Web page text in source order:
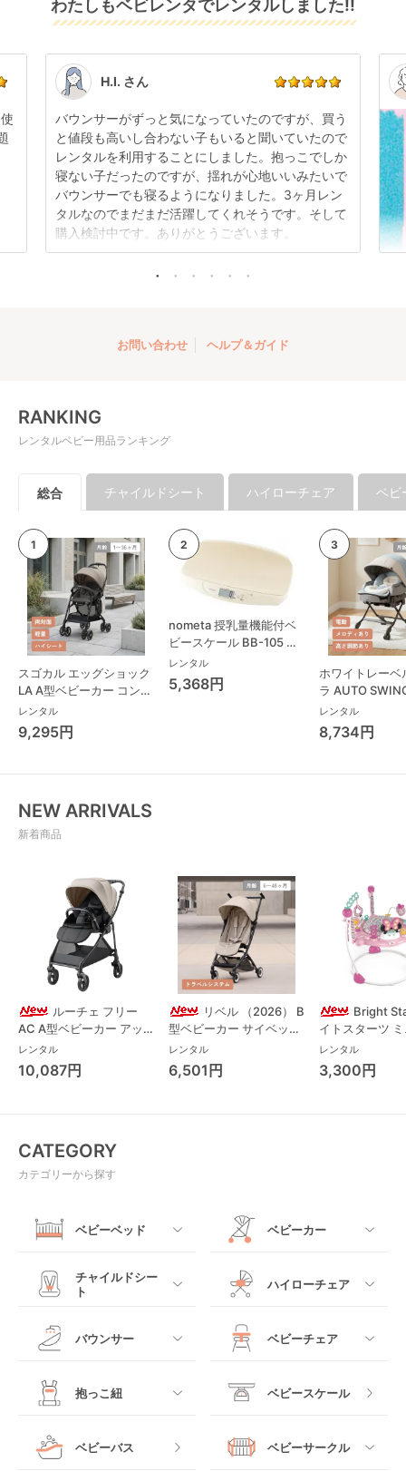
ト コンビ(Combi)
円 〜
(Aprica)
4,125円 〜
ャイルドシート コン
ビ(Combi)
5,555円 〜
折りたたみ チャイル
ドシート ISOFIX チャ
イルドシート プッパ
プポ(PUPPAPUPO)
円 〜
てお届けしております。そのため、小さなキズや使用
感はございますが、故障や大きなキズ、シミなどのリ
す。
点検清掃については
もご確認ください。
また、レンタル期間の変更も商品発送前であれば変更
可能です。
い。
わたしもベビレンタでレンタルしました!!
H.I. さん
バウンサーがずっと気になっていたのですが、買う
と値段も高いし合わない子もいると聞いていたので
レンタルを利用することにしました。抱っこでしか
寝ない子だったのですが、揺れが心地いいみたいで
バウンサーでも寝るようになりました。3ヶ月レン
タルなのでまだまだ活躍してくれそうです。そして
購入検討中です。ありがとうございます。
お問い合わせ ヘルプ＆ガイド
RANKING
レンタルベビー用品ランキング
総合 チャイルドシート ハイローチェア ベビ
スゴカル エッグショック
LA A型ベビーカー コンビ
(Combi)
レンタル
9,295円
nometa 授乳量機能付ベ
ビースケール BB-105 タ
ニタ(TANITA) ベビースケ
ール・体重計
レンタル
5,368円
ホワイトレーベ
ラ AUTO
Long スリープ
コンビ(Combi)
チェア・ベビー
レンタル
8,734円
NEW ARRIVALS
新着商品
ルーチェ フリー
AC A型ベビーカー アッ
プリカ(Aprica) A型ベビ
ーカー アップリカ
(Aprica)
レンタル
10,087円
リベル （2026） B
型ベビーカー サイベック
ス(cybex)
レンタル
6,501円
Bright
イトスターツ
ス フォーエバ
レンド ジャン
パルー キッズ
レンタル
3,300円
CATEGORY
カテゴリーから探す
ベビーベッド
すべて
レギュラーサイズベビ
ベッドインベッド
クーファン
ベビーカー
すべて
ベビーカーその他
チャイルドシー
ト
すべて
ジュニアシート
ハイローチェア
すべて
バウンサー
すべて
ベビーチェア
すべて
抱っこ紐
すべて
ベビースケール
ベビーバス ベビーサークル